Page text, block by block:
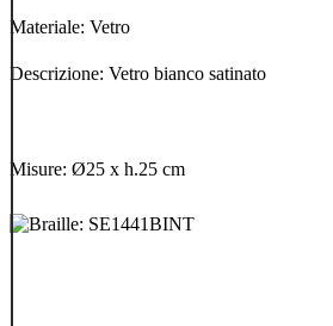
Materiale: Vetro
Descrizione: Vetro bianco satinato
Misure: Ø25 x h.25 cm